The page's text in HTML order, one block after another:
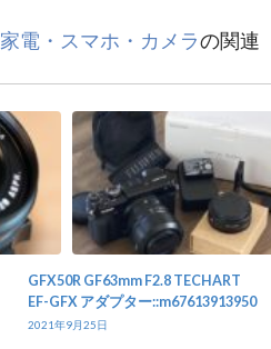
家電・スマホ・カメラの関連
GFX50R GF63mm F2.8 TECHART
EF-GFX アダプター::m67613913950
2021年9月25日